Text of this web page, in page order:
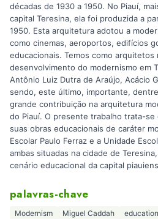
décadas de 1930 a 1950. No Piauí,
capital Teresina, ela foi produzida a
1950. Esta arquitetura adotou a
como cinemas, aeroportos, edifícios
educacionais. Temos como arquitetos
desenvolvimento do modernismo em
Antônio Luiz Dutra de Araújo, Acácio
sendo, este último, importante,
grande contribuição na arquitetura
do Piauí. O presente trabalho trata-se
suas obras educacionais de caráter
Escolar Paulo Ferraz e a Unidade
ambas situadas na cidade de
cenário educacional da capital
palavras-chave
Modernism Miguel Caddah